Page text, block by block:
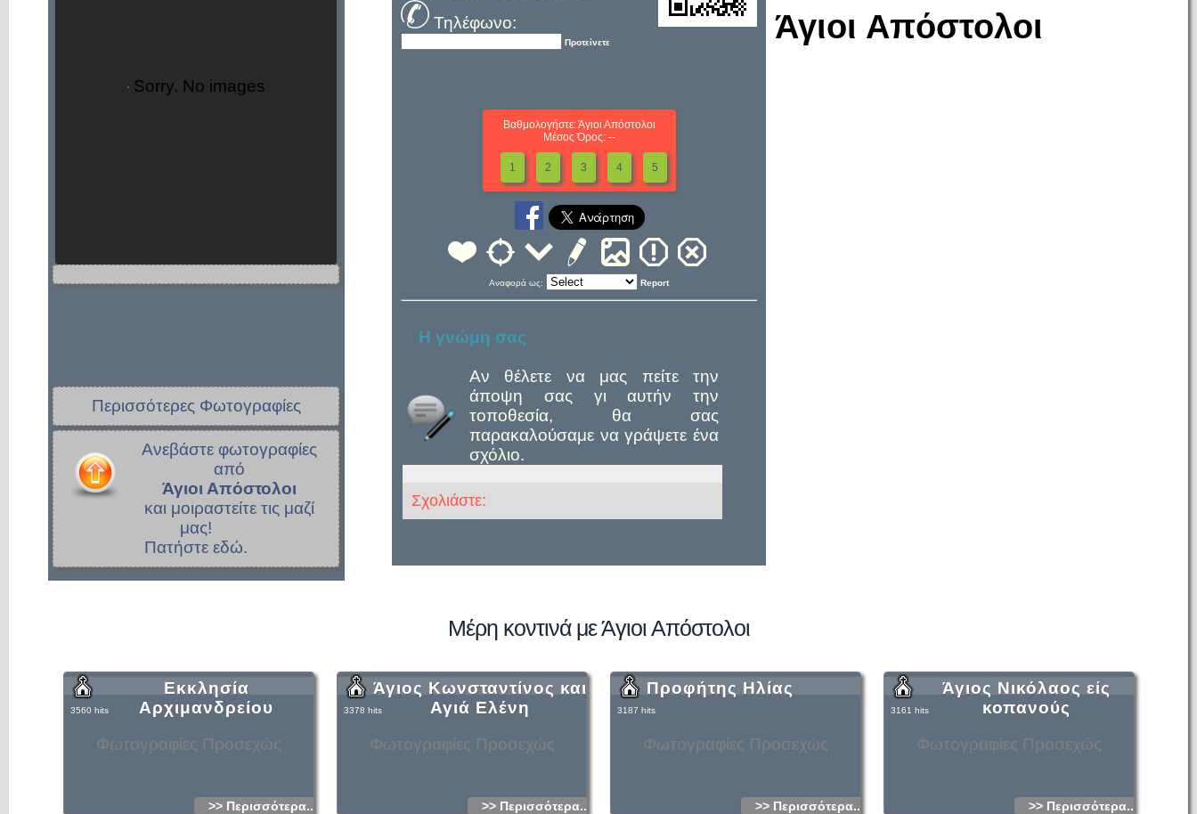
Sorry. No images
Περισσότερες Φωτογραφίες
Ανεβάστε φωτογραφίες
από
Άγιοι Απόστολοι
και μοιραστείτε τις μαζί
μας!
Πατήστε εδώ.
Τηλέφωνο:
Προτείνετε
Βαθμολογήστε: Άγιοι Απόστολοι
Μέσος Όρος: --
1 2 3 4 5
Αναφορά ως: Report
Η γνώμη σας
Αν θέλετε να μας πείτε την
άποψη σας γι αυτήν την
τοποθεσία, θα σας
παρακαλούσαμε να γράψετε ένα
σχόλιο.
Σχολιάστε:
Άγιοι Απόστολοι
Μέρη κοντινά με Άγιοι Απόστολοι
Φωτογραφίες Προσεχώς
Εκκλησία
Αρχιμανδρείου
3560 hits
>> Περισσότερα...
Φωτογραφίες Προσεχώς
Άγιος Κωνσταντίνος και
Αγιά Ελένη
3378 hits
>> Περισσότερα...
Φωτογραφίες Προσεχώς
Προφήτης Ηλίας
3187 hits
>> Περισσότερα...
Φωτογραφίες Προσεχώς
Άγιος Νικόλαος είς
κοπανούς
3161 hits
>> Περισσότερα...